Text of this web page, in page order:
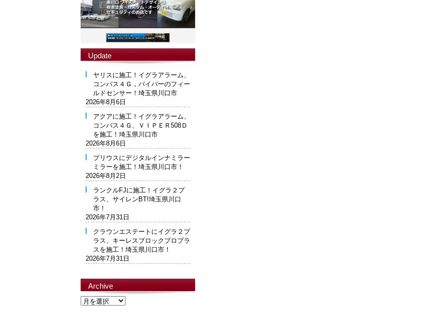
Update
ヤリスに施工！イグラアラーム、
コンパス４Ｇ，バイパーのフィー
ルドセンサー！埼玉県川口市
2026年8月6日
アクアに施工！イグラアラーム、
コンパス４Ｇ、ＶＩＰＥＲ508Ｄ
を施工！埼玉県川口市
2026年8月6日
プリウスにデジタルインナミラー
ミラーを施工！埼玉県川口市！
2026年8月2日
ランクルFJに施工！イグラ２プ
ラス、サイレンBT!埼玉県川口
市！
2026年7月31日
クラウンエステートにイグラ２プ
ラス、キーレスブロックプロプラ
スを施工！埼玉県川口市！
2026年7月31日
Archive
Archive